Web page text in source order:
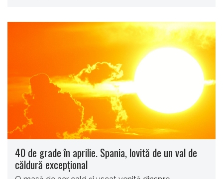
40 de grade în aprilie. Spania, lovită de un val de
căldură excepţional